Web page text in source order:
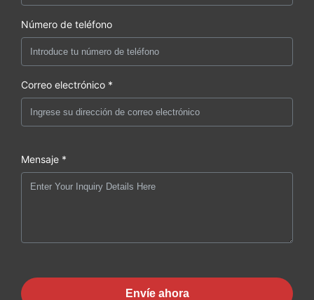
Número de teléfono
Correo electrónico *
Mensaje *
Envíe ahora